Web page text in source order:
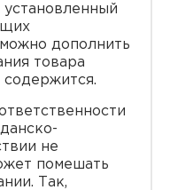
установленный
дополнить
товара
не
помешать
Так,